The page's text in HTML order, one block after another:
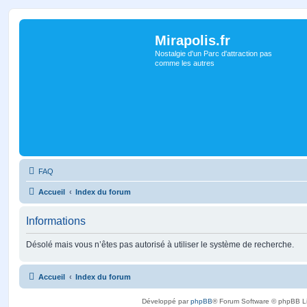
Mirapolis.fr
Nostalgie d'un Parc d'attraction pas
comme les autres
FAQ
Accueil Index du forum
Informations
Désolé mais vous n’êtes pas autorisé à utiliser le système de recherche.
Accueil Index du forum
Développé parphpBB® Forum Software © phpBB